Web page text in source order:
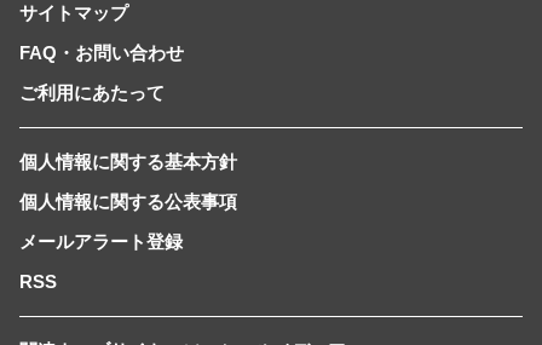
サイトマップ
FAQ・お問い合わせ
ご利用にあたって
個人情報に関する基本方針
個人情報に関する公表事項
メールアラート登録
RSS